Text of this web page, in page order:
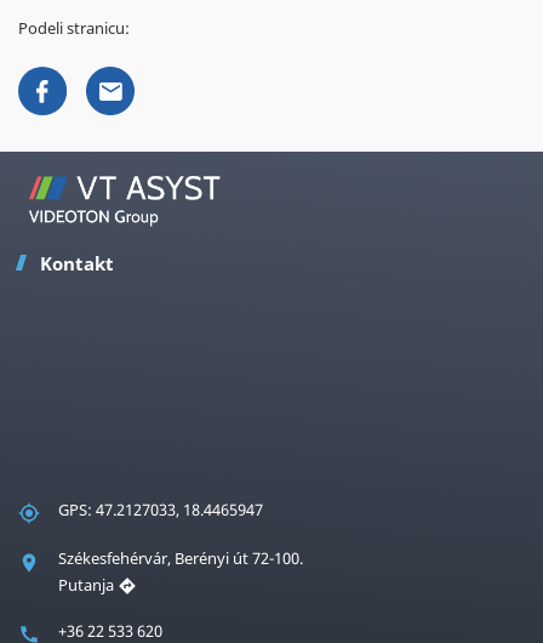
Podeli stranicu:
Kontakt
GPS: 47.2127033, 18.4465947
Székesfehérvár, Berényi út 72-100.
Putanja
+36 22 533 620